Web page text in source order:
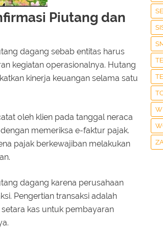
Piutang dan
dagang sebab entitas harus
kegiatan operasionalnya. Hutang
kinerja keuangan selama satu
oleh klien pada tanggal neraca
memeriksa e-faktur pajak.
pajak berkewajiban melakukan
dagang karena perusahaan
Pengertian transaksi adalah
kas untuk pembayaran